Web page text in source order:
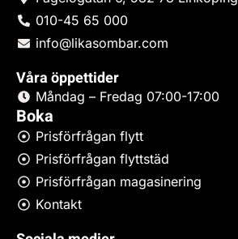
010-45 65 000
info@likasombar.com
Våra öppettider
Måndag – Fredag 07:00-17:00
Boka
Prisförfrågan flytt
Prisförfrågan flyttstäd
Prisförfrågan magasinering
Kontakt